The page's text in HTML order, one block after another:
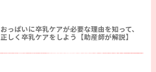
おっぱいに卒乳ケアが必要な理由を知って、
正しく卒乳ケアをしよう【助産師が解説】